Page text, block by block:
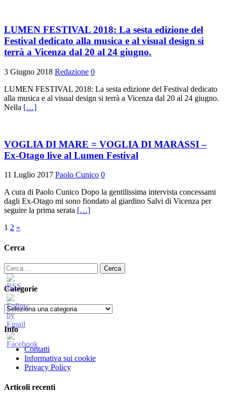
LUMEN FESTIVAL 2018: La sesta edizione del
Festival dedicato alla musica e al visual design si
terrà a Vicenza dal 20 al 24 giugno.
3 Giugno 2018 Redazione 0
LUMEN FESTIVAL 2018: La sesta edizione del Festival dedicato
alla musica e al visual design si terrà a Vicenza dal 20 al 24 giugno.
Nella […]
VOGLIA DI MARE = VOGLIA DI MARASSI –
Ex-Otago live al Lumen Festival
11 Luglio 2017 Paolo Cunico 0
A cura di Paolo Cunico Dopo la gentilissima intervista concessami
dagli Ex-Otago mi sono fiondato al giardino Salvi di Vicenza per
seguire la prima serata […]
Paginazione
degli
1 2 »
Cerca
Ricerca
per:
Categorie
Categorie
Info
Contatti
Informativa sui cookie
Privacy Policy
Articoli recenti